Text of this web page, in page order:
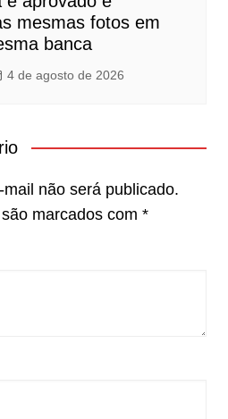
mesmas fotos em
banca
4 de agosto de 2026
não será publicado.
marcados com *